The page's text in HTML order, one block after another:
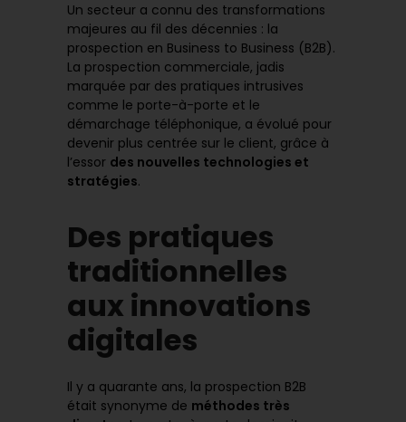
Un secteur a connu des transformations
majeures au fil des décennies : la
prospection en Business to Business (B2B).
La prospection commerciale, jadis
marquée par des pratiques intrusives
comme le porte-à-porte et le
démarchage téléphonique, a évolué pour
devenir plus centrée sur le client, grâce à
l’essor des nouvelles technologies et
stratégies.
Des pratiques
traditionnelles
aux innovations
digitales
Il y a quarante ans, la prospection B2B
était synonyme de méthodes très